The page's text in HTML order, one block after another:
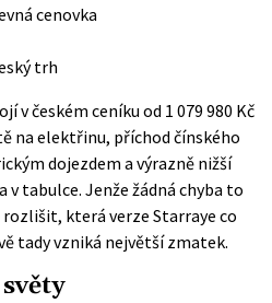
cenovka
trh
v českém ceníku od 1 079 980 Kč
na elektřinu, příchod čínského
dojezdem a výrazně nižší
v tabulce. Jenže žádná chyba to
která verze Starraye co
tady vzniká největší zmatek.